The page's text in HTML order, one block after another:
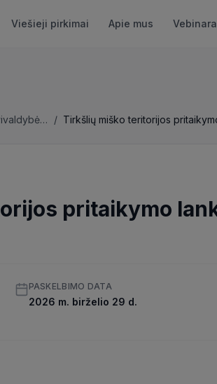
Viešieji pirkimai Apie mus
Mažeikių rajono savivaldybės administracija /
pritaikymo
PASKELBIMO DATA
2026 m. birželio 29 d.